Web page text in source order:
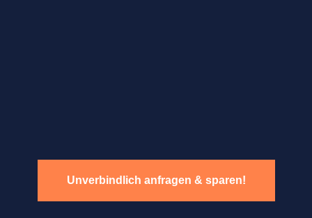
Unverbindlich anfragen & sparen!